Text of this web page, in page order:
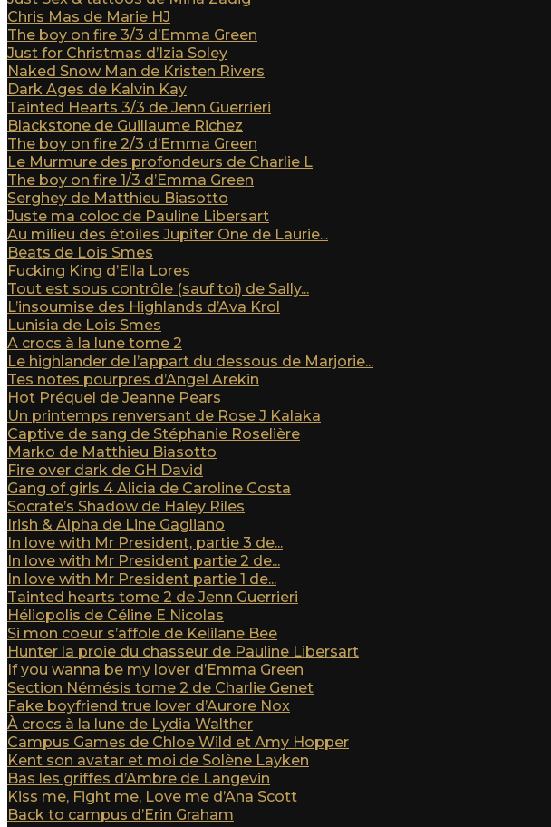
Chris Mas de Marie HJ
The boy on fire 3/3 d’Emma Green
Just for Christmas d’Izia Soley
Naked Snow Man de Kristen Rivers
Dark Ages de Kalvin Kay
Tainted Hearts 3/3 de Jenn Guerrieri
Blackstone de Guillaume Richez
The boy on fire 2/3 d’Emma Green
Le Murmure des profondeurs de Charlie L
The boy on fire 1/3 d’Emma Green
Serghey de Matthieu Biasotto
Juste ma coloc de Pauline Libersart
Au milieu des étoiles Jupiter One de Laurie...
Beats de Lois Smes
Fucking King d’Ella Lores
Tout est sous contrôle (sauf toi) de Sally...
L’insoumise des Highlands d’Ava Krol
Lunisia de Lois Smes
A crocs à la lune tome 2
Le highlander de l’appart du dessous de Marjorie...
Tes notes pourpres d’Angel Arekin
Hot Préquel de Jeanne Pears
Un printemps renversant de Rose J Kalaka
Captive de sang de Stéphanie Roselière
Marko de Matthieu Biasotto
Fire over dark de GH David
Gang of girls 4 Alicia de Caroline Costa
Socrate’s Shadow de Haley Riles
Irish & Alpha de Line Gagliano
In love with Mr President, partie 3 de...
In love with Mr President partie 2 de...
In love with Mr President partie 1 de...
Tainted hearts tome 2 de Jenn Guerrieri
Héliopolis de Céline E Nicolas
Si mon coeur s’affole de Kelilane Bee
Hunter la proie du chasseur de Pauline Libersart
If you wanna be my lover d’Emma Green
Section Némésis tome 2 de Charlie Genet
Fake boyfriend true lover d’Aurore Nox
À crocs à la lune de Lydia Walther
Campus Games de Chloe Wild et Amy Hopper
Kent son avatar et moi de Solène Layken
Bas les griffes d’Ambre de Langevin
Kiss me, Fight me, Love me d’Ana Scott
Back to campus d’Erin Graham